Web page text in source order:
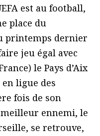
est au football,
place du
printemps dernier
jeu égal avec
le Pays d’Aix
ligue des
fois de son
ennemi, le
se retrouve,